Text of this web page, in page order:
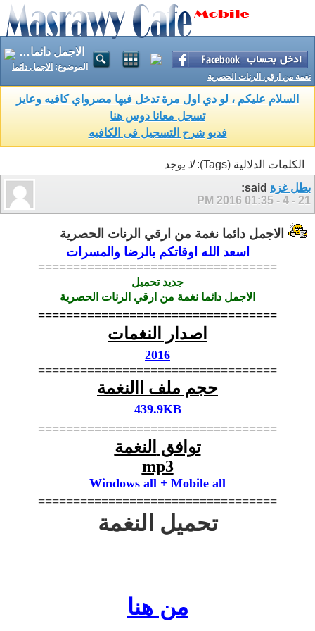
الاجمل دائما نغمة من ارقي الرنات الحصرية
الموضوع: الاجمل دائما
نغمة من ارقي الرنات الحصرية
السلام عليكم ، لو دي اول مرة تدخل فيها مصرواي كافيه وعايز
تسجل معانا دوس هنا
فديو شرح التسجيل فى الكافيه
الكلمات الدلالية (Tags):
لا يوجد
بطل غزة
21 - 4 - 2016
01:35 PM
الاجمل دائما نغمة من ارقي الرنات الحصرية
اسعد الله اوقاتكم بالرضا والمسرات
==================================
جديدتحميل
الاجمل دائما نغمة من ارقي الرنات الحصرية
==================================
اصدار النغمات
2016
==================================
حجم ملف االنغمة
439.9KB
==================================
توافق النغمة
mp3
Windows all + Mobile all
==================================
تحميل النغمة
من هنا